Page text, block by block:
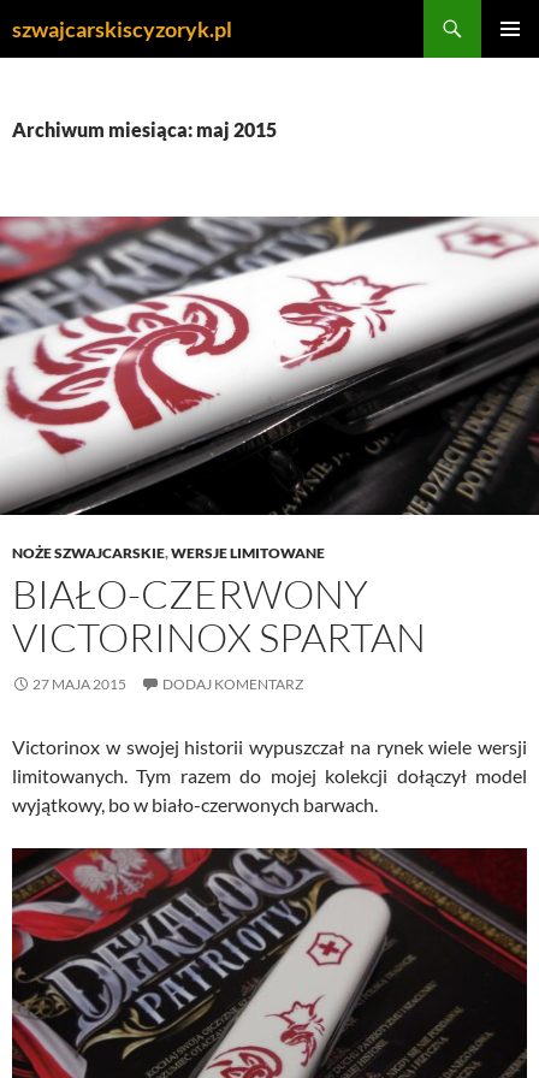
doszwajcarskiscyzoryk.pl
Archiwum miesiąca: maj 2015
NOŻE SZWAJCARSKIE,WERSJE LIMITOWANE
BIAŁO-CZERWONY
VICTORINOX SPARTAN
27 MAJA 2015 DODAJ KOMENTARZ
Victorinox w swojej historii wypuszczał na rynek wiele wersji
limitowanych. Tym razem do mojej kolekcji dołączył model
wyjątkowy, bo w biało-czerwonych barwach.